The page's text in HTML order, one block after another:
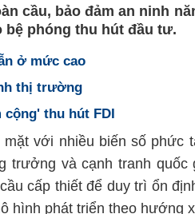
cầu, bảo đảm an ninh
bệ phóng thu hút đầu tư.
ở mức cao
thị trường
cộng' thu hút FDI
với nhiều biến số phức
trưởng và cạnh tranh
cấp thiết để duy trì ổn
hình phát triển theo hướng